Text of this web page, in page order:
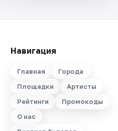
Навигация
Главная
Города
Площадки
Артисты
Рейтинги
Промокоды
О нас